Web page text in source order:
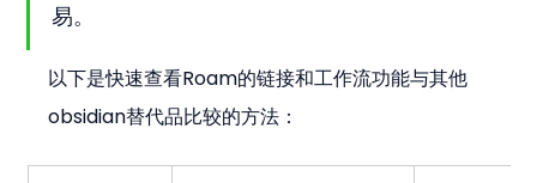
易。
以下是快速查看Roam的链接和工作流功能与其他
obsidian替代品比较的方法：